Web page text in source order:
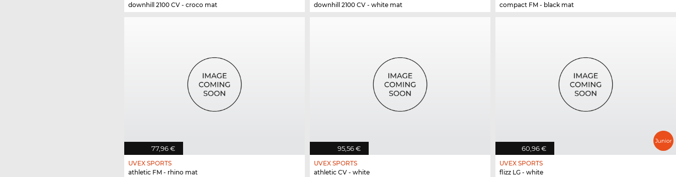
downhill 2100 CV - croco mat
downhill 2100 CV - white mat
compact FM - black mat
77,96 €
UVEX SPORTS
athletic FM - rhino mat
95,56 €
UVEX SPORTS
athletic CV - white
60,96 €
UVEX SPORTS
flizz LG - white